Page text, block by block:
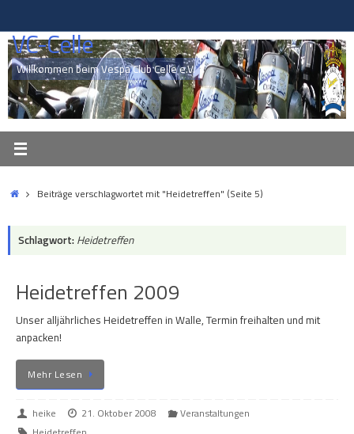
springen
VC-Celle
Willkommen beim Vespa Club Celle e.V.
StartBeiträge verschlagwortet mit "Heidetreffen" (Seite 5)
Schlagwort: Heidetreffen
Heidetreffen 2009
Unser alljährliches Heidetreffen in Walle, Termin freihalten und mit
anpacken!
Mehr Lesen
heike 21. Oktober 2008
Veranstaltungen